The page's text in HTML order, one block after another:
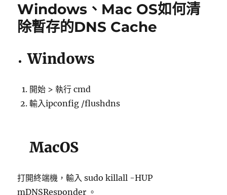
Windows、Mac OS如何清
除暫存的DNS Cache
Windows
開始 > 執行 cmd
輸入ipconfig /flushdns
MacOS
打開終端機，輸入 sudo killall -HUP
mDNSResponder 。